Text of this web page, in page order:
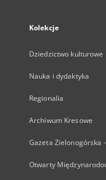
Kolekcje
Dziedzictwo kulturowe
Nauka i dydaktyka
Regionalia
Archiwum Kresowe
Gazeta Zielonogórska
Otwarty